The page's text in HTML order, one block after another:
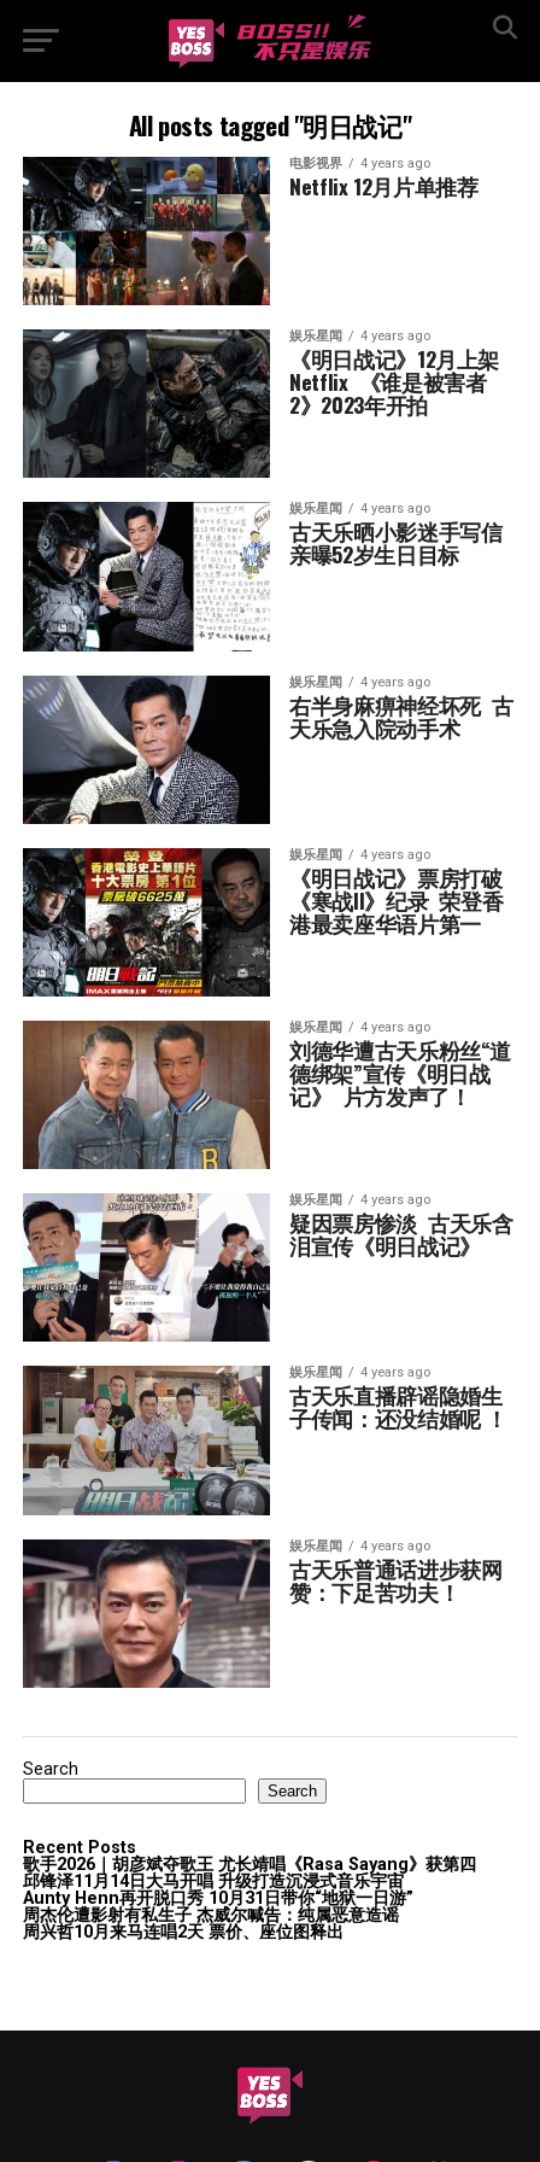
All posts tagged "明日战记"
电影视界 4 years ago
Netflix 12月片单推荐
娱乐星闻 4 years ago
《明日战记》12月上架
Netflix  《谁是被害者
2》2023年开拍
娱乐星闻 4 years ago
古天乐晒小影迷手写信
亲曝52岁生日目标
娱乐星闻 4 years ago
右半身麻痹神经坏死  古
天乐急入院动手术
娱乐星闻 4 years ago
《明日战记》票房打破
《寒战II》纪录  荣登香
港最卖座华语片第一
娱乐星闻 4 years ago
刘德华遭古天乐粉丝“道
德绑架”宣传《明日战
记》  片方发声了！
娱乐星闻 4 years ago
疑因票房惨淡  古天乐含
泪宣传《明日战记》
娱乐星闻 4 years ago
古天乐直播辟谣隐婚生
子传闻：还没结婚呢 ！
娱乐星闻 4 years ago
古天乐普通话进步获网
赞：下足苦功夫！
Search
Search
Recent Posts
歌手2026｜胡彦斌夺歌王 尤长靖唱《Rasa Sayang》获第四
邱锋泽11月14日大马开唱 升级打造沉浸式音乐宇宙
Aunty Henn再开脱口秀 10月31日带你“地狱一日游”
周杰伦遭影射有私生子 杰威尔喊告：纯属恶意造谣
周兴哲10月来马连唱2天 票价、座位图释出